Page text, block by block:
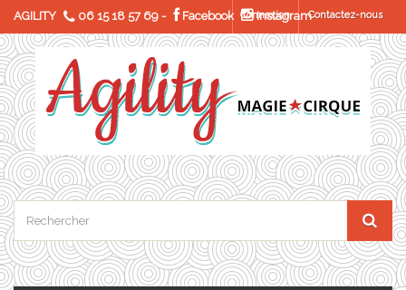
AGILITY 06 15 18 57 69 - Facebook InstagramContactez-nous
Connexion